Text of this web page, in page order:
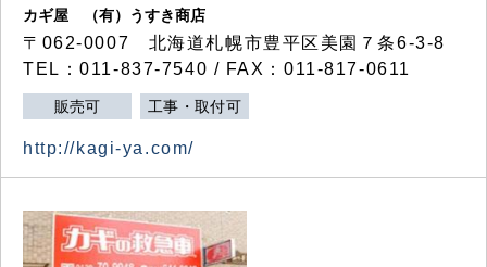
カギ屋 （有）うすき商店
〒062-0007 北海道札幌市豊平区美園７条6-3-8
TEL：011-837-7540 / FAX：011-817-0611
販売可 工事・取付可
http://kagi-ya.com/